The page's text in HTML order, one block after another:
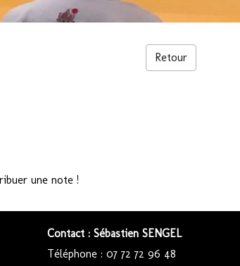
Retour
une note !
Contact : Sébastien SENGEL
Téléphone : 07 72 72 96 48